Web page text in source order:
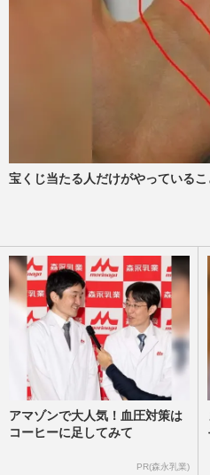
宝くじ当たる人だけがやっている
アマゾンで大人気！血圧対策は
コーヒーに足してみて
PR(森永乳業)